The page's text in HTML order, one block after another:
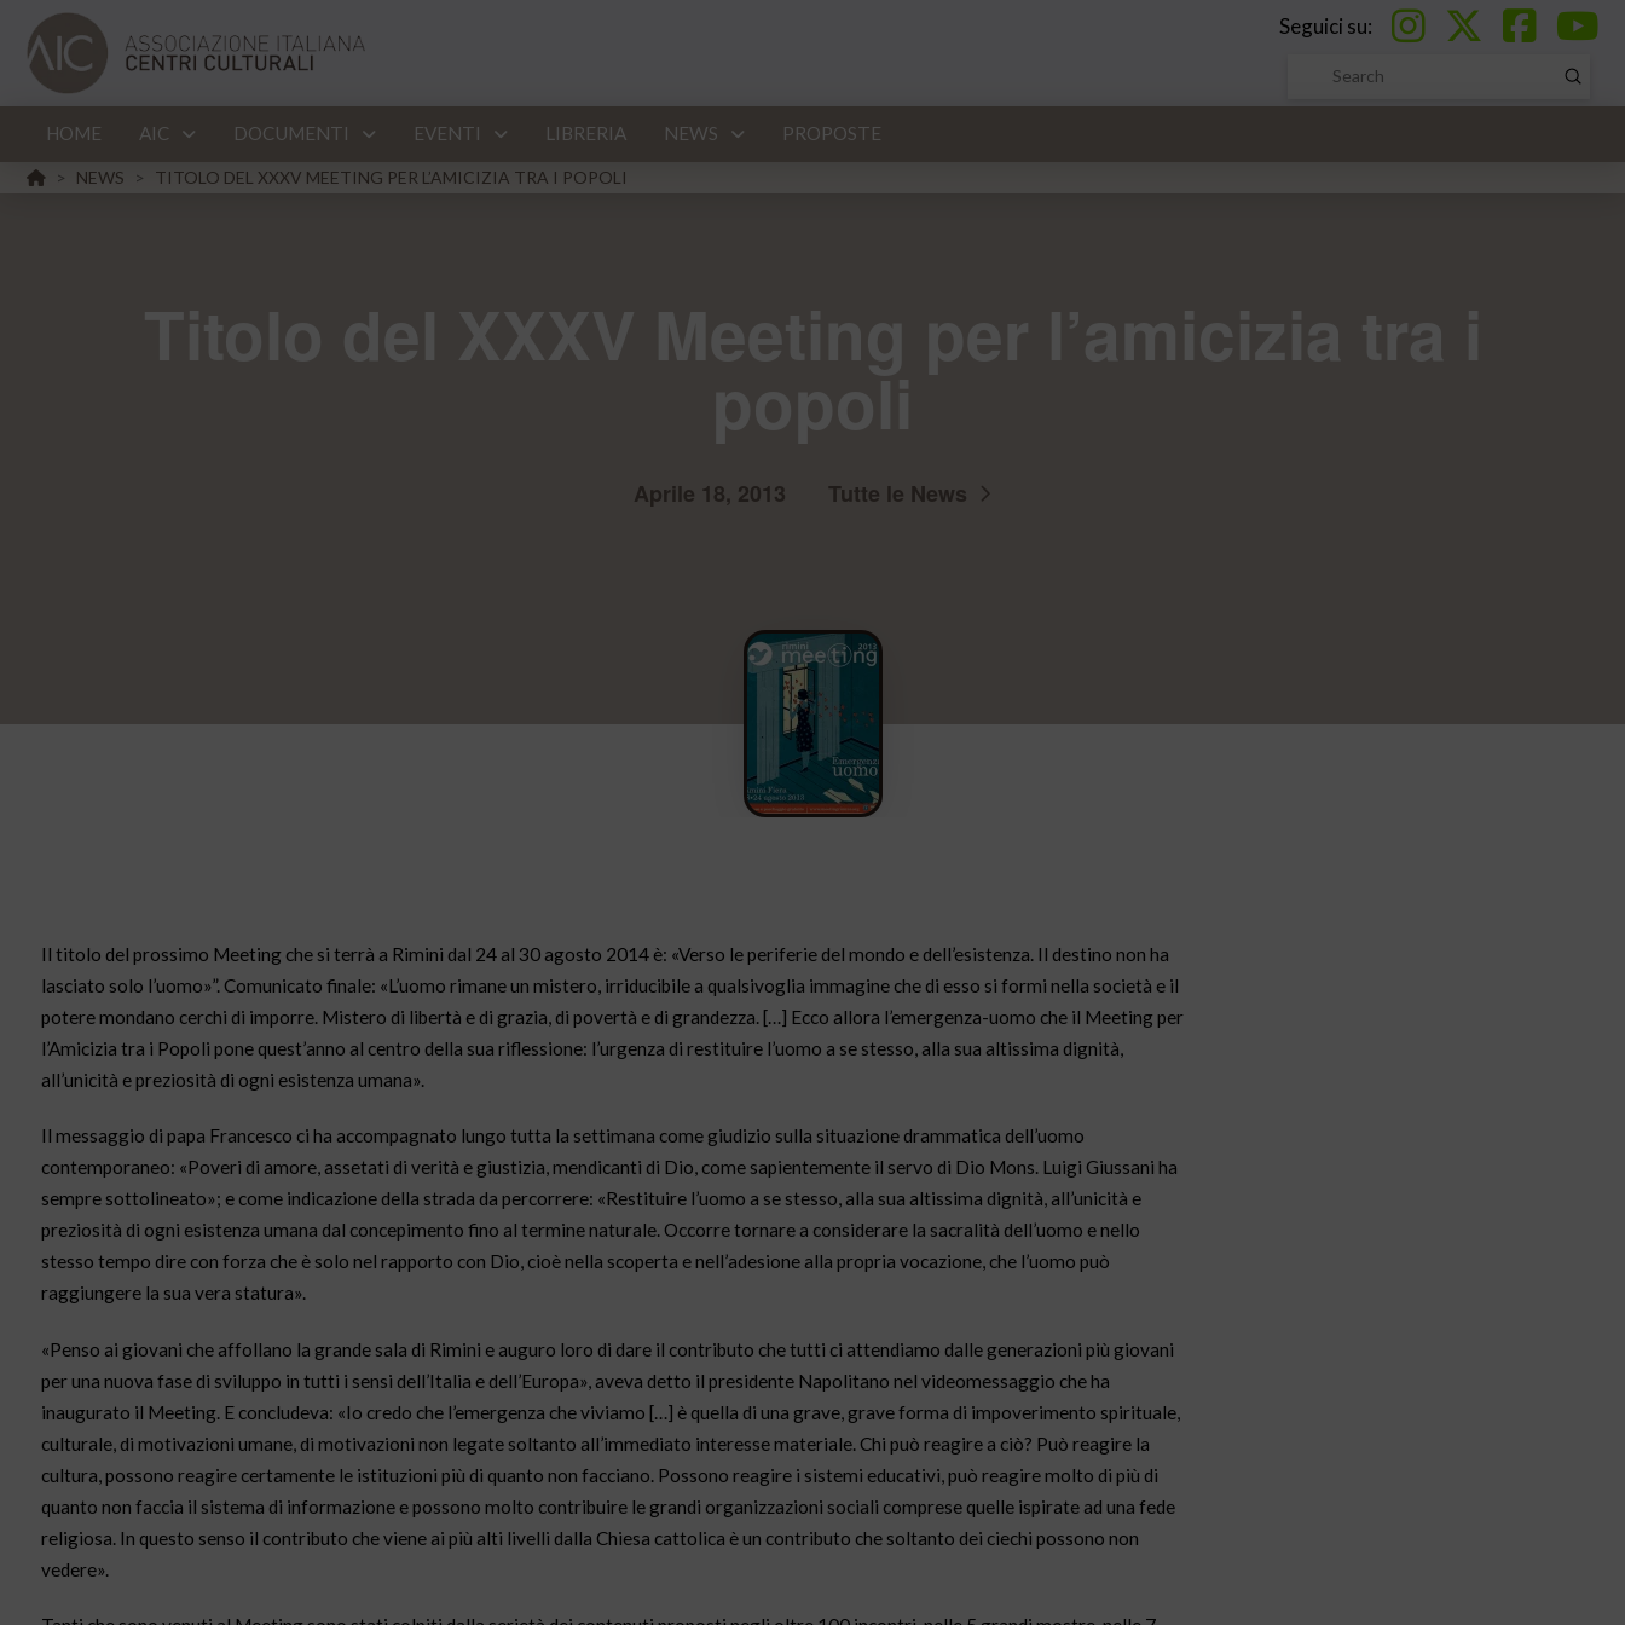
Seguici su:
Search
Submit
HOME AIC DOCUMENTI EVENTI LIBRERIA NEWS PROPOSTE
HOME
> NEWS > TITOLO DEL XXXV MEETING PER L’AMICIZIA TRA I POPOLI
Aprile 18, 2013 Tutte le News
Il titolo del prossimo Meeting che si terrà a Rimini dal 24 al 30 agosto 2014 è: «Verso le periferie del mondo e dell’esistenza. Il destino non ha
lasciato solo l’uomo»”. Comunicato finale: «L’uomo rimane un mistero, irriducibile a qualsivoglia immagine che di esso si formi nella società e il
potere mondano cerchi di imporre. Mistero di libertà e di grazia, di povertà e di grandezza. […] Ecco allora l’emergenza-uomo che il Meeting per
l’Amicizia tra i Popoli pone quest’anno al centro della sua riflessione: l’urgenza di restituire l’uomo a se stesso, alla sua altissima dignità,
all’unicità e preziosità di ogni esistenza umana».
Il messaggio di papa Francesco ci ha accompagnato lungo tutta la settimana come giudizio sulla situazione drammatica dell’uomo
contemporaneo: «Poveri di amore, assetati di verità e giustizia, mendicanti di Dio, come sapientemente il servo di Dio Mons. Luigi Giussani ha
sempre sottolineato»; e come indicazione della strada da percorrere: «Restituire l’uomo a se stesso, alla sua altissima dignità, all’unicità e
preziosità di ogni esistenza umana dal concepimento fino al termine naturale. Occorre tornare a considerare la sacralità dell’uomo e nello
stesso tempo dire con forza che è solo nel rapporto con Dio, cioè nella scoperta e nell’adesione alla propria vocazione, che l’uomo può
raggiungere la sua vera statura».
«Penso ai giovani che affollano la grande sala di Rimini e auguro loro di dare il contributo che tutti ci attendiamo dalle generazioni più giovani
per una nuova fase di sviluppo in tutti i sensi dell’Italia e dell’Europa», aveva detto il presidente Napolitano nel videomessaggio che ha
inaugurato il Meeting. E concludeva: «Io credo che l’emergenza che viviamo […] è quella di una grave, grave forma di impoverimento spirituale,
culturale, di motivazioni umane, di motivazioni non legate soltanto all’immediato interesse materiale. Chi può reagire a ciò? Può reagire la
cultura, possono reagire certamente le istituzioni più di quanto non facciano. Possono reagire i sistemi educativi, può reagire molto di più di
quanto non faccia il sistema di informazione e possono molto contribuire le grandi organizzazioni sociali comprese quelle ispirate ad una fede
religiosa. In questo senso il contributo che viene ai più alti livelli dalla Chiesa cattolica è un contributo che soltanto dei ciechi possono non
vedere».